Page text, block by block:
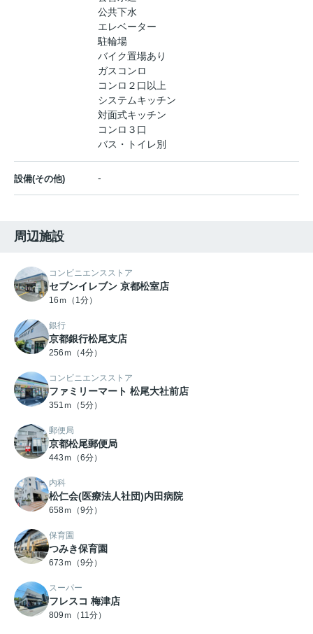
公共下水
エレベーター
駐輪場
バイク置場あり
ガスコンロ
コンロ２口以上
システムキッチン
対面式キッチン
コンロ３口
バス・トイレ別
設備(その他) -
周辺施設
コンビニエンスストア
セブンイレブン 京都松室店
16ｍ（1分）
銀行
京都銀行松尾支店
256ｍ（4分）
コンビニエンスストア
ファミリーマート 松尾大社前店
351ｍ（5分）
郵便局
京都松尾郵便局
443ｍ（6分）
内科
松仁会(医療法人社団)内田病院
658ｍ（9分）
保育園
つみき保育園
673ｍ（9分）
スーパー
フレスコ 梅津店
809ｍ（11分）